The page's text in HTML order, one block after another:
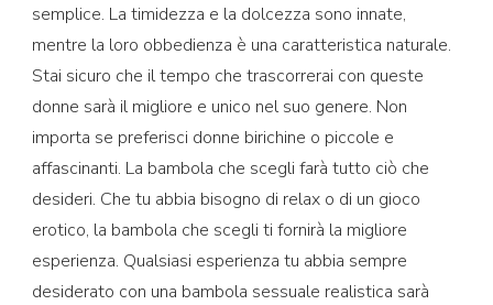
semplice. La timidezza e la dolcezza sono innate,
mentre la loro obbedienza è una caratteristica naturale.
Stai sicuro che il tempo che trascorrerai con queste
donne sarà il migliore e unico nel suo genere. Non
importa se preferisci donne birichine o piccole e
affascinanti. La bambola che scegli farà tutto ciò che
desideri. Che tu abbia bisogno di relax o di un gioco
erotico, la bambola che scegli ti fornirà la migliore
esperienza. Qualsiasi esperienza tu abbia sempre
desiderato con una bambola sessuale realistica sarà